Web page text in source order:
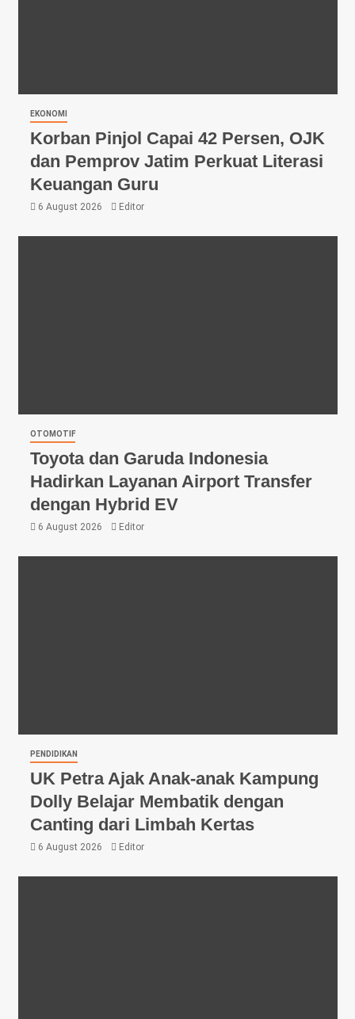
EKONOMI
Korban Pinjol Capai 42 Persen, OJK
dan Pemprov Jatim Perkuat Literasi
Keuangan Guru
6 August 2026 Editor
OTOMOTIF
Toyota dan Garuda Indonesia
Hadirkan Layanan Airport Transfer
dengan Hybrid EV
6 August 2026 Editor
PENDIDIKAN
UK Petra Ajak Anak-anak Kampung
Dolly Belajar Membatik dengan
Canting dari Limbah Kertas
6 August 2026 Editor